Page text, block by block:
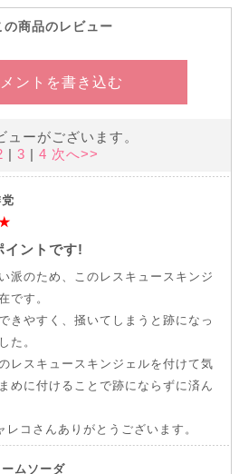
の商品のレビュー
ントを書き込む
ューがございます。
| 3 | 4 次へ>>
イントです!
派のため、このレスキュースキンジ
です。
きやすく、掻いてしまうと跡になっ
た。
レスキュースキンジェルを付けて気
めに付けることで跡にならずに済ん
コさんありがとうございます。
ムソーダ